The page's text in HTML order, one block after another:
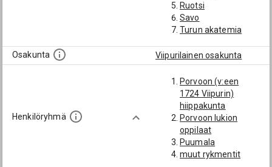
Ruotsi
Savo
Turun akatemia
Osakunta Viipurilainen osakunta
Henkilöryhmä
Porvoon (v:een
1724 Viipurin)
hiippakunta
Porvoon lukion
oppilaat
Puumala
muut rykmentit